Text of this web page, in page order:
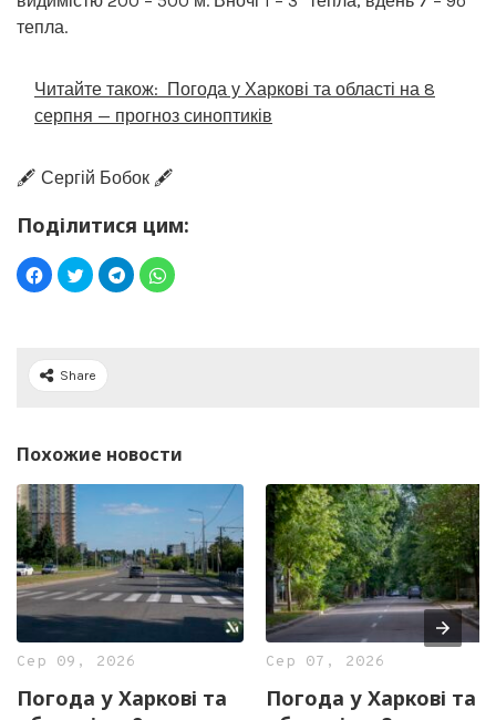
тепла.
Читайте також: Погода у Харкові та області на 8
серпня — прогноз синоптиків
🖋️ Сергій Бобок 🖋️
Поділитися цим:
Share
Похожие новости
Сер 09, 2026
Погода у Харкові та
Сер 07, 2026
Погода у Харкові та